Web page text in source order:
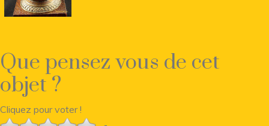
Que pensez vous de cet
objet ?
Cliquez pour voter !